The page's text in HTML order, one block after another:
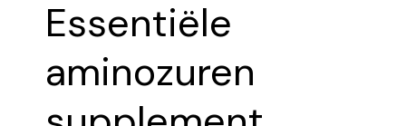
Essentiële
aminozuren